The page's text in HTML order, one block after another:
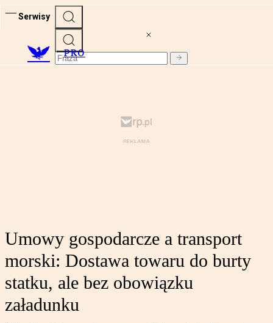
Serwisy
PRO
Umowy gospodarcze a transport
morski: Dostawa towaru do burty
statku, ale bez obowiązku
załadunku